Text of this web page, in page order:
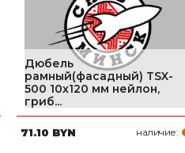
Дюбель
рамный(фасадный) TSX-
500 10х120 мм нейлон,
гриб...
71.10 BYN наличие: